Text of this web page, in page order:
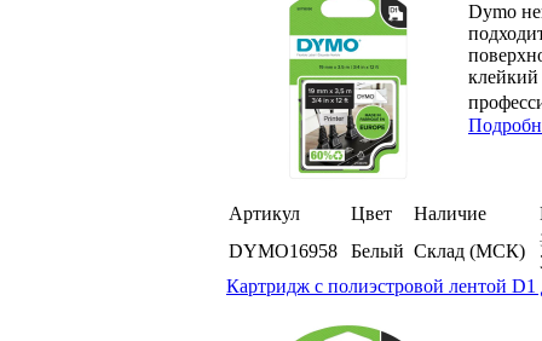
Dymo
клейкий
Артикул Цвет Наличие
DYMO16958
Белый Склад (МСК)
Картридж c полиэстровой лентой